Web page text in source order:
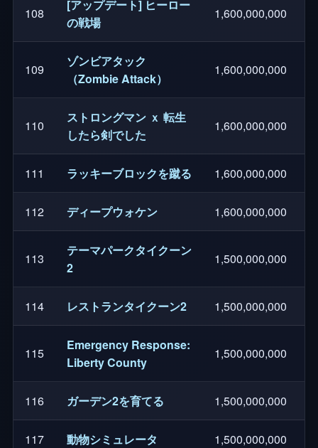
108
[アップデート] ヒーロー
の戦場
1,600,000,000
109
ゾンビアタック
（Zombie Attack）
1,600,000,000
110
ストロングマン ｘ 転生
したら剣でした
1,600,000,000
111 ラッキーブロックを蹴る 1,600,000,000
112 ディープウォケン 1,600,000,000
113
テーマパークタイクーン
2
1,500,000,000
114 レストランタイクーン2 1,500,000,000
115
Emergency Response:
Liberty County
1,500,000,000
116 ガーデン2を育てる 1,500,000,000
117 動物シミュレータ 1,500,000,000